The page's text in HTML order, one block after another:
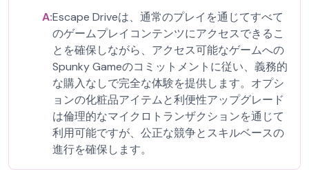
A:Escape Driveは、通常のプレイを通じてすべて
のゲームプレイコンテンツにアクセスできるこ
とを確保しながら、アクセス可能なゲームへの
Spunky Gameのコミットメントに従い、義務的
な購入なしで完全な体験を提供します。オプシ
ョンの化粧品アイテムと利便性アップグレード
は倫理的なマイクロトランザクションを通じて
利用可能ですが、公正な競争とスキルベースの
進行を確保します。